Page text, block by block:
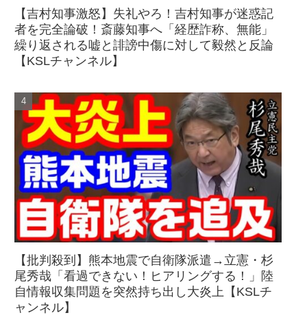
【吉村知事激怒】失礼やろ！吉村知事が迷惑記
者を完全論破！斎藤知事へ「経歴詐称、無能」
繰り返される嘘と誹謗中傷に対して毅然と反論
【KSLチャンネル】
【批判殺到】熊本地震で自衛隊派遣→立憲・杉
尾秀哉「看過できない！ヒアリングする！」陸
自情報収集問題を突然持ち出し大炎上【KSLチ
ャンネル】